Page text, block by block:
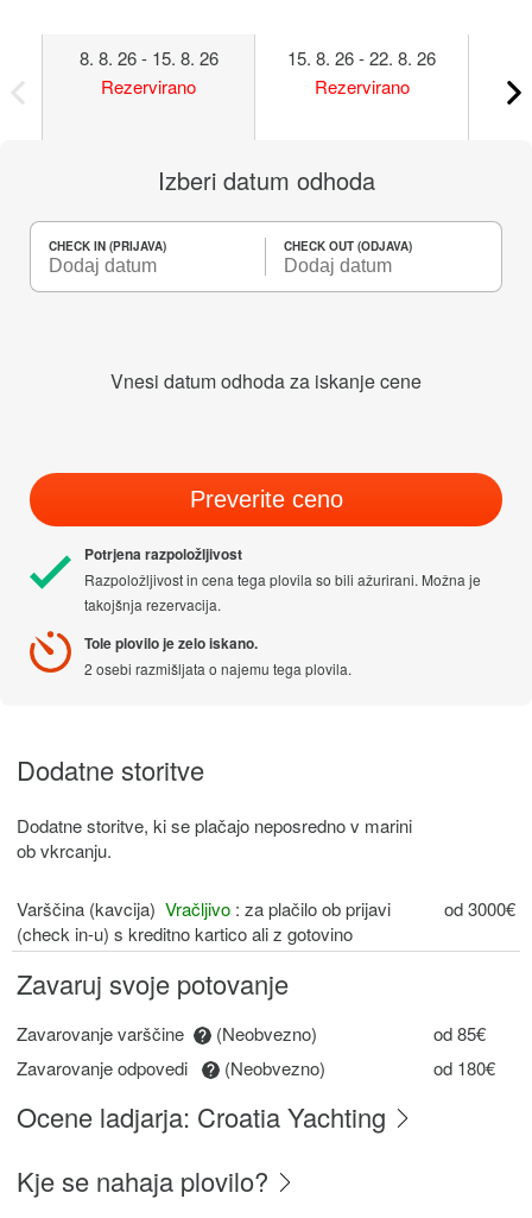
8. 8. 26 - 15. 8. 26
Rezervirano
15. 8. 26 - 22. 8. 26
Rezervirano
Izberi datum odhoda
CHECK IN (PRIJAVA) CHECK OUT (ODJAVA)
Vnesi datum odhoda za iskanje cene
Preverite ceno
Potrjena razpoložljivost
Razpoložljivost in cena tega plovila so bili ažurirani. Možna je
takojšnja rezervacija.
Tole plovilo je zelo iskano.
2 osebi razmišljata o najemu tega plovila.
Dodatne storitve
Dodatne storitve, ki se plačajo neposredno v marini
ob vkrcanju.
Varščina (kavcija) Vračljivo : za plačilo ob prijavi
(check in-u) s kreditno kartico ali z gotovino
od 3000€
Zavaruj svoje potovanje
Zavarovanje varščine (Neobvezno)
od 85€
Zavarovanje odpovedi
(Neobvezno) od 180€
Ocene ladjarja: Croatia Yachting
Kje se nahaja plovilo?